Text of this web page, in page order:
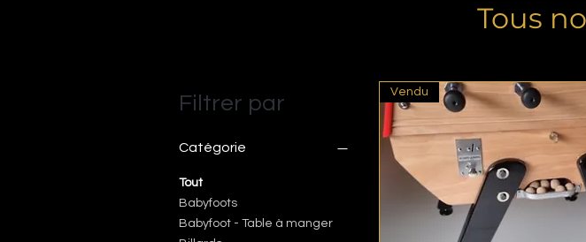
Tous
Filtrer par
Catégorie
Tout
Babyfoots
Babyfoot - Table à manger
Vendu